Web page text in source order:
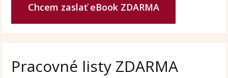
Chcem zaslať eBook ZDARMA
Pracovné listy ZDARMA